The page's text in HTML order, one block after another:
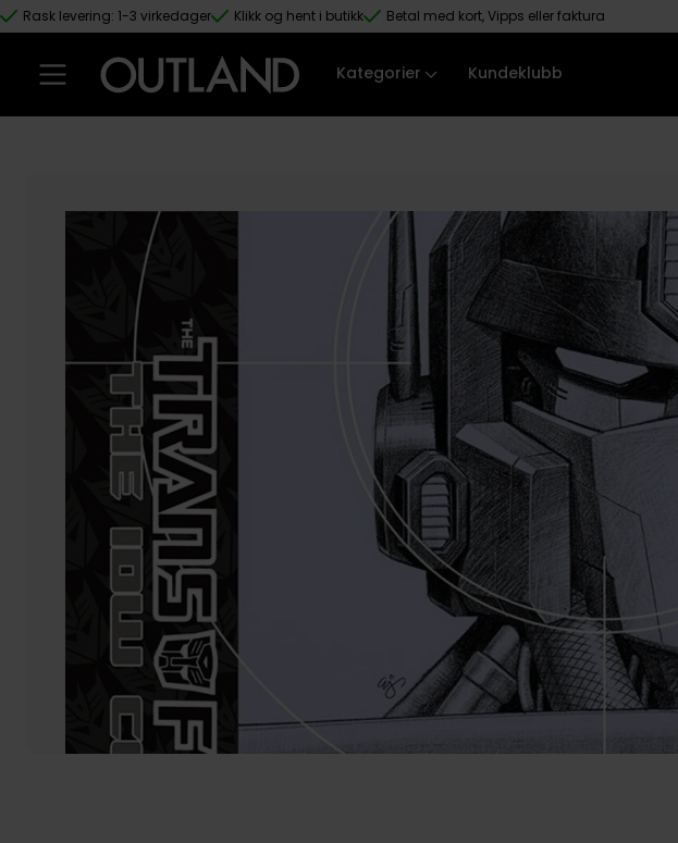
Hopp til hovedinnhold
Rask levering: 1-3 virkedager Klikk og hent i butikk Betal med kort, Vipps eller faktura
Kategorier Kundeklubb